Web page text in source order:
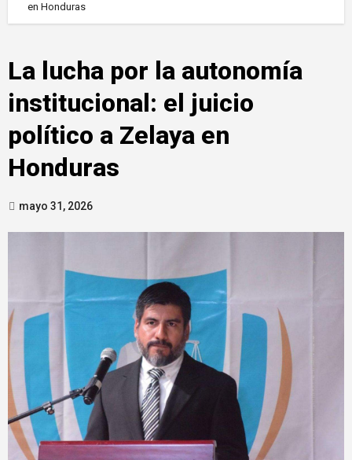
en Honduras
La lucha por la autonomía
institucional: el juicio
político a Zelaya en
Honduras
mayo 31, 2026